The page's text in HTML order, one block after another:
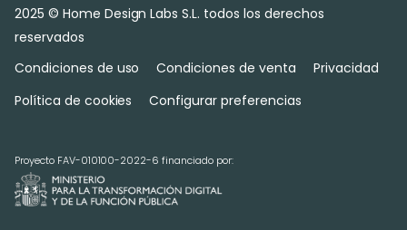
2025 © Home Design Labs S.L. todos los derechos
reservados
Condiciones de uso
Condiciones de venta
Privacidad
Política de cookies
Configurar preferencias
Proyecto FAV-010100-2022-6 financiado por: